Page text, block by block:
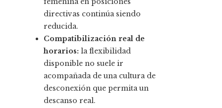
directivas continúa siendo
reducida.
Compatibilización real de
horarios: la flexibilidad
disponible no suele ir
acompañada de una cultura de
desconexión que permita un
descanso real.